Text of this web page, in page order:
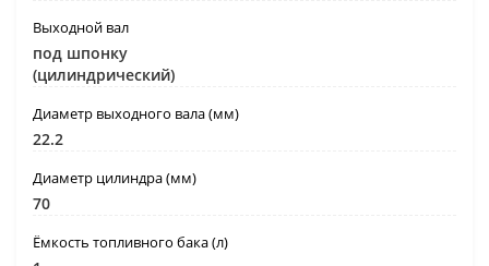
Выходной вал
под шпонку
(цилиндрический)
Диаметр выходного вала (мм)
22.2
Диаметр цилиндра (мм)
70
Ёмкость топливного бака (л)